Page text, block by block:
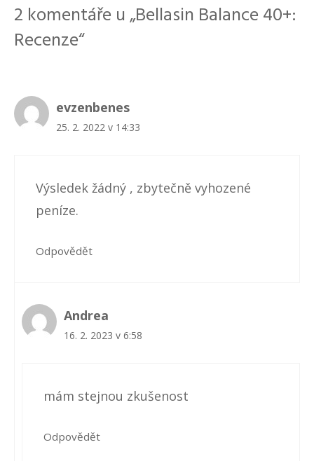
c
e
p
p
ě
2 komentáře u „Bellasin Balance 40+:
Recenze“
evzenbenes
25. 2. 2022 v 14:33
Výsledek žádný , zbytečně vyhozené
peníze.
Odpovědět
Andrea
16. 2. 2023 v 6:58
mám stejnou zkušenost
Odpovědět